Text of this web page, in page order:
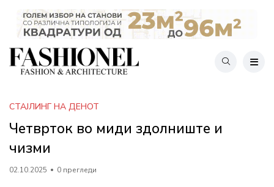
СТАЈЛИНГ НА ДЕНОТ
Четврток во миди здолниште и
чизми
02.10.2025 0 прегледи